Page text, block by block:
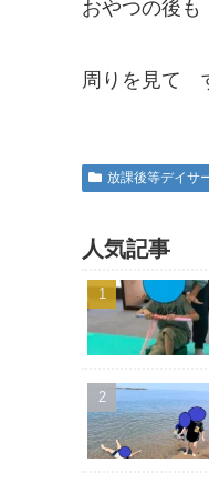
おやつの後
周りを見て
放課後等デイサ
人気記事